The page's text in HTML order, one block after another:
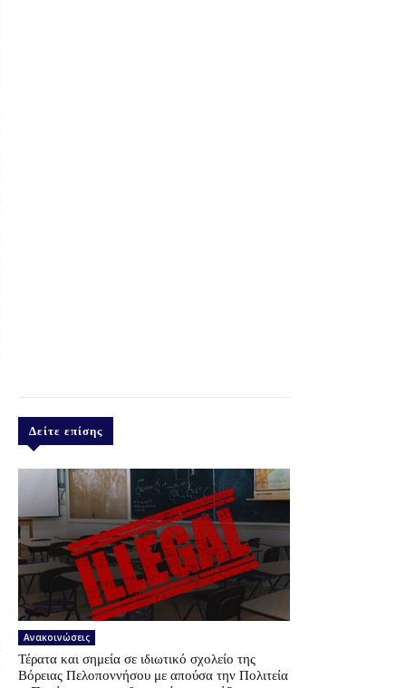
Δείτε επίσης
Ανακοινώσεις
Τέρατα και σημεία σε ιδιωτικό σχολείο της
Βόρειας Πελοποννήσου με απούσα την Πολιτεία